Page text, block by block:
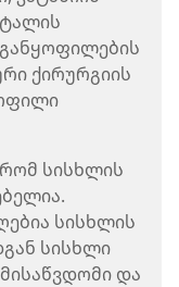
ქირურგიის
სისხლის
სისხლის
სისხლი
და